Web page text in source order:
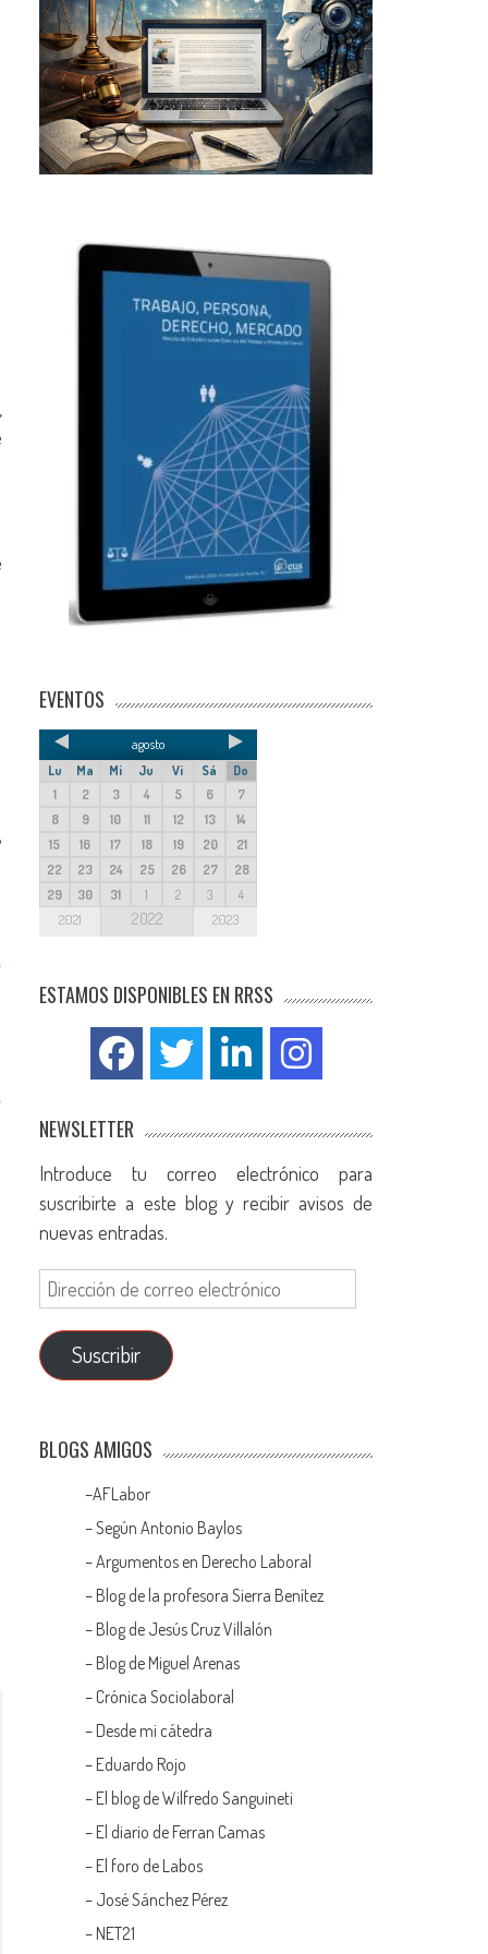
EVENTOS
agosto
Lu Ma Mi Ju Vi Sá
Do
1
2 3 4 5 6
7
8
9 10 11 12 13
14
15
16 17 18 19 20
21
22
23 24 25 26 27
28
29
30 31 1 2 3 4
2021 2022 2023
ESTAMOS DISPONIBLES EN RRSS
NEWSLETTER
Introduce tu correo electrónico para
suscribirte a este blog y recibir avisos de
nuevas entradas.
Suscribir
BLOGS AMIGOS
–AFLabor
– Según Antonio Baylos
–Argumentos en Derecho Laboral
– Blog de la profesora Sierra Benítez
– Blog de Jesús Cruz Villalón
– Blog de Miguel Arenas
– Crónica Sociolaboral
– Desde mi cátedra
– Eduardo Rojo
– El blog de Wilfredo Sanguineti
– El diario de Ferran Camas
– El foro de Labos
– José Sánchez Pérez
– NET21